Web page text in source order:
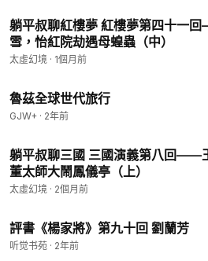
躺平叔聊紅樓夢 紅樓夢第四十一
雪，怡紅院劫遇母蝗蟲（中）
太虛幻境 · 1個月前
魯茲全球世代旅行
GJW+ · 2年前
躺平叔聊三國 三國演義第八回——
董太師大鬧鳳儀亭（上）
太虛幻境 · 2個月前
評書《楊家將》第九十回 劉蘭芳
听觉书苑 · 2年前